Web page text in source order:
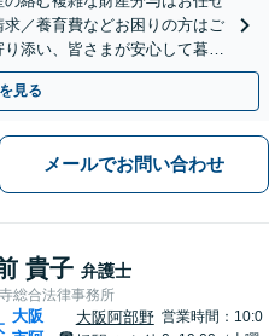
／養育費などお困りの方はご
添い、皆さまが安心して暮ら
見る
メールでお問い合わせ
貴子 弁護士
総合法律事務所
大阪
大阪阿部野 営業時間：10:0